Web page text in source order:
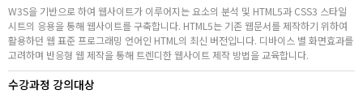
W3S을 기반으로 하여 웹사이트가 이루어지는 요소의 분석 및 HTML5과 CSS3 스타일
시트의 응용을 통해 웹사이트를 구축합니다. HTML5는 기존 웹문서를 제작하기 위하여
활용하던 웹 표준 프로그래밍 언어인 HTML의 최신 버전입니다. 디바이스 별 화면효과를
고려하며 반응형 웹 제작을 통해 트렌디한 웹사이트 제작 방법을 교육합니다.
수강과정 강의대상